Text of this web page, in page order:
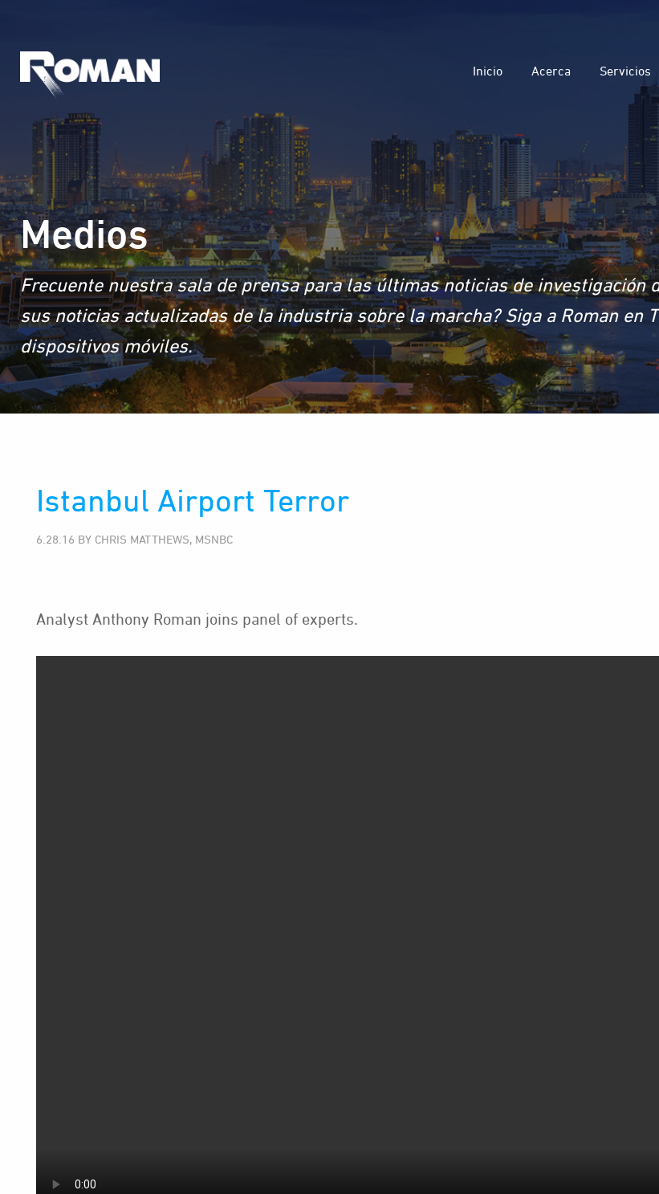
Inicio Acerca Servicios
Medios
Frecuente nuestra sala de prensa para las últimas noticias de investigación
sus noticias actualizadas de la industria sobre la marcha? Siga a Roman en
dispositivos móviles.
Istanbul Airport Terror
6.28.16 BY CHRIS MATTHEWS, MSNBC
Analyst Anthony Roman joins panel of experts.